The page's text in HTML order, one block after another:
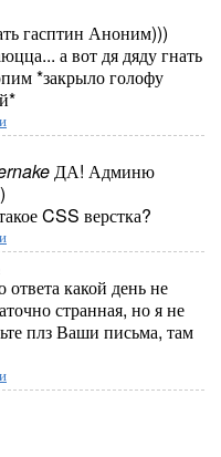
гасптин Аноним)))
а вот дя дяду гнать
*закрыло голофу
ДА! Админю
CSS верстка?
какой день не
странная, но я не
плз Ваши письма, там